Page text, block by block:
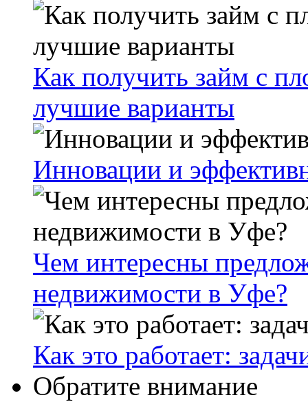
Как получить займ с
лучшие варианты
Инновации и
Чем интересны
недвижимости в Уфе?
Как это работает:
Обратите внимание